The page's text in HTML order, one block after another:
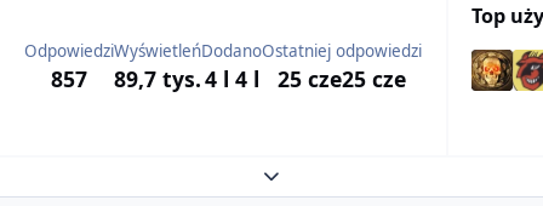
Odpowiedzi
857
Wyświetleń
89,7 tys.
Dodano
4 l 4 l
Ostatniej odpowiedzi
25 cze25 cze
Top
Expand topic overview